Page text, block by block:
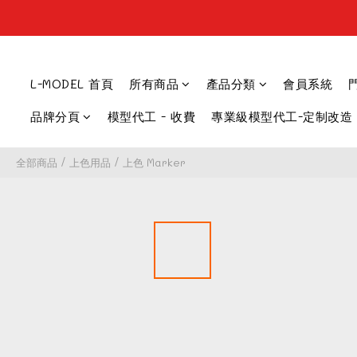
L-MODEL 首頁 所有商品 產品分類 會員系統
品牌分頁 模型代工 - 收費 專業級模型代工-定制改造
全部商品 / 上色用品 / 上色 Marker